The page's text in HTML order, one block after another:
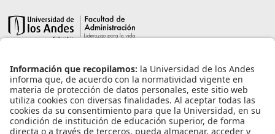
Información de contacto
info@aneia.edu.co
Bogotá, Colombia